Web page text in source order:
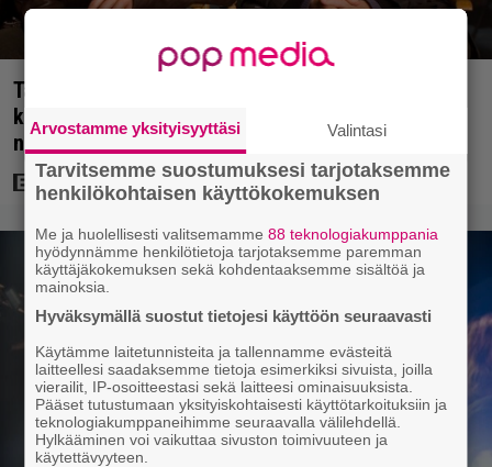
Tänään tv:ssä: Steven Spielbergin ja Tom Cruisen
kaveruus loppui 21 vuotta sitten – Syynä Cruisen
nolo käytös
Arvostamme yksityisyyttäsi Valintasi
Tarvitsemme suostumuksesi tarjotaksemme
henkilökohtaisen käyttökokemuksen
Me ja huolellisesti valitsemamme88 teknologiakumppania
hyödynnämme henkilötietoja tarjotaksemme paremman
käyttäjäkokemuksen sekä kohdentaaksemme sisältöä ja
mainoksia.
Hyväksymällä suostut tietojesi käyttöön seuraavasti
Käytämme laitetunnisteita ja tallennamme evästeitä
laitteellesi saadaksemme tietoja esimerkiksi sivuista, joilla
vierailit, IP-osoitteestasi sekä laitteesi ominaisuuksista.
Pääset tutustumaan yksityiskohtaisesti käyttötarkoituksiin ja
teknologiakumppaneihimme seuraavalla välilehdellä.
Hylkääminen voi vaikuttaa sivuston toimivuuteen ja
käytettävyyteen.